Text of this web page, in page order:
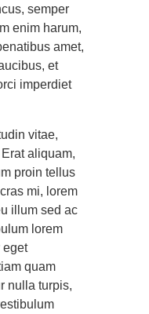
semper
enim harum,
amet,
et
imperdiet
vitae,
aliquam,
proin tellus
mi, lorem
illum sed ac
lorem
eget
quam
nulla turpis,